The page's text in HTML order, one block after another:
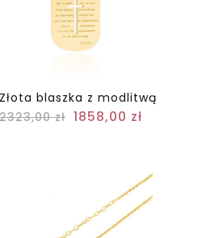
Złota blaszka z modlitwą
2323,00zł 1858,00 zł